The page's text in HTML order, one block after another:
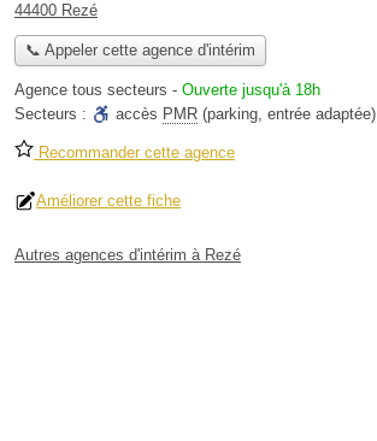
44400 Rezé
📞 Appeler cette agence d'intérim
Agence tous secteurs - Ouverte jusqu'à 18h
Secteurs :
accès PMR (parking, entrée adaptée)
Recommander cette agence
Améliorer cette fiche
Autres agences d'intérim à Rezé